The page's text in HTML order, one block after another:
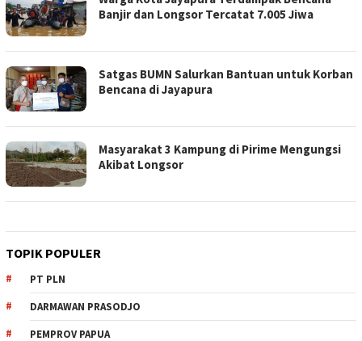
Banjir dan Longsor Tercatat 7.005 Jiwa
Satgas BUMN Salurkan Bantuan untuk Korban
Bencana di Jayapura
Masyarakat 3 Kampung di Pirime Mengungsi
Akibat Longsor
TOPIK POPULER
PT PLN
DARMAWAN PRASODJO
PEMPROV PAPUA